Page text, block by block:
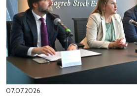
07.07.2026.